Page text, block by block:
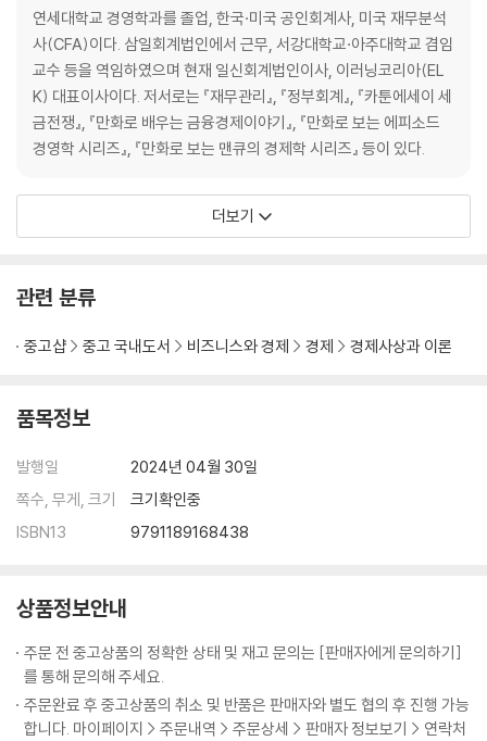
연세대학교 경영학과를 졸업, 한국·미국 공인회계사, 미국 재무분석
사(CFA)이다. 삼일회계법인에서 근무, 서강대학교·아주대학교 겸임
교수 등을 역임하였으며 현재 일신회계법인이사, 이러닝코리아(EL
K) 대표이사이다. 저서로는 『재무관리』, 『정부회계』, 『카툰에세이 세
금전쟁』, 『만화로 배우는 금융경제이야기』, 『만화로 보는 에피소드
경영학 시리즈』, 『만화로 보는 맨큐의 경제학 시리즈』 등이 있다.
더보기
관련 분류
중고샵 중고 국내도서 비즈니스와 경제 경제 경제사상과 이론
품목정보
발행일
2024년 04월 30일
쪽수, 무게, 크기
크기확인중
ISBN13
9791189168438
상품정보안내
주문 전 중고상품의 정확한 상태 및 재고 문의는 [판매자에게 문의하기]
를 통해 문의해 주세요.
주문완료 후 중고상품의 취소 및 반품은 판매자와 별도 협의 후 진행 가능
합니다. 마이페이지 > 주문내역 > 주문상세 > 판매자 정보보기 > 연락처